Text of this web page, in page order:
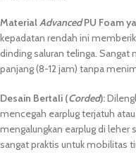
Material AdvancedPU Foam
kepadatan rendah ini
dinding saluran telinga. Sangat
panjang (8-12 jam) tanpa
Desain Bertali (Corded):
mencegah earplug terjatuh
mengalungkan earplug di leher
sangat praktis untuk mobilitas